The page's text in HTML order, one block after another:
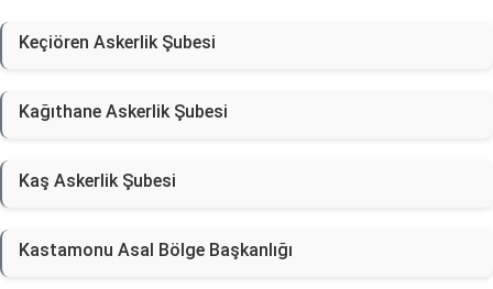
Keçiören Askerlik Şubesi
Kağıthane Askerlik Şubesi
Kaş Askerlik Şubesi
Kastamonu Asal Bölge Başkanlığı